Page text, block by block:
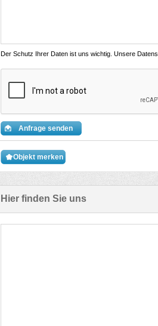
Der Schutz Ihrer Daten ist uns wichtig. Unsere
Anfrage senden
Objekt merken
Hier finden Sie uns